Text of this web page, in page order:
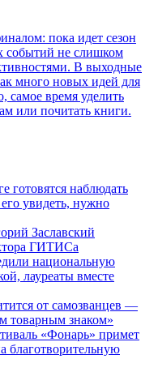
пока идет сезон
событий не слишком
В выходные
много новых идей для
самое время уделить
или почитать книги.
готовятся наблюдать
увидеть, нужно
Заславский
ГИТИСа
национальную
лауреаты вместе
от самозванцев —
товарным знаком»
«Фонарь» примет
благотворительную